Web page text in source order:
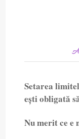
Setarea
ești obligată
Nu merit ce e